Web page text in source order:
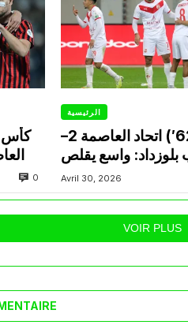
كأس
0
الرئيسية
مباشر(62′) اتحاد العاصمة 2–
بلوزداد: واسع يقلص
ويشعل النهائي
Avril 30, 2026
VOIR PLUS